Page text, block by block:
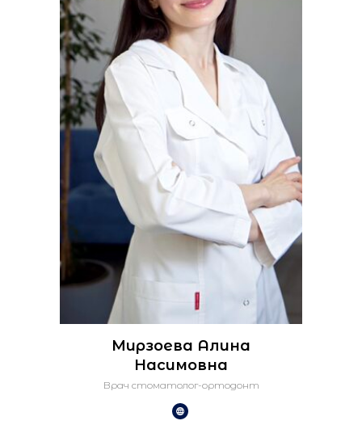
Мирзоева Алина
Насимовна
Врач стоматолог-ортодонт